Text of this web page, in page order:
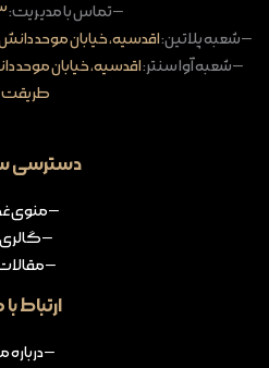
– تماس با مدیریت:
– شعبه پلاتین:اقدسیه، خیابان موحد دانش،
– شعبه آوا سنتر:اقدسیه، خیابان موحد
طریقت
دسترسی
– منوی
– گالری
–
ارتباط با
– درباره